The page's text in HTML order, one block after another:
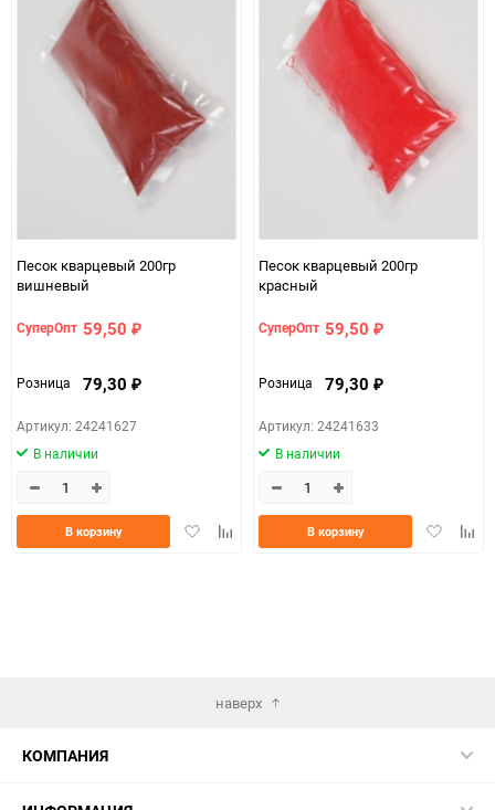
Единица измерения
Песок кварцевый 200гр
вишневый
СуперОпт 59,50 ₽
Розница 79,30 ₽
Артикул: 24241627
В наличии
ДобавитьДобавить
В корзину
Песок кварцевый 200гр
красный
СуперОпт 59,50 ₽
Розница 79,30 ₽
Артикул: 24241633
В наличии
Добавить
В корзину
наверх
КОМПАНИЯ